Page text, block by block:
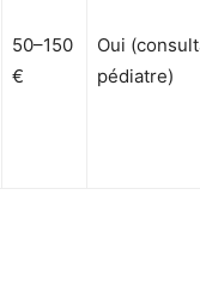
50–150
€
Oui
pédiatre)